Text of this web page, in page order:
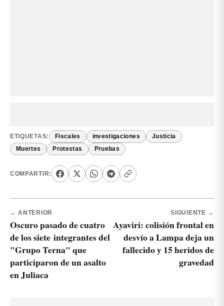
ETIQUETAS: Fiscales investigaciones Justicia
Muertes Protestas Pruebas
COMPARTIR:
← ANTERIOR
Oscuro pasado de cuatro
de los siete integrantes del
"Grupo Terna" que
participaron de un asalto
en Juliaca
SIGUIENTE →
Ayaviri: colisión frontal en
desvío a Lampa deja un
fallecido y 15 heridos de
gravedad